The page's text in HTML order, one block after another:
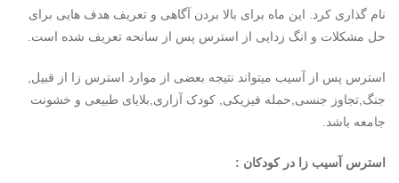
نام گذاری کرد. این ماه برای بالا بردن آگاهی و تعریف هدف هایی برای
حل مشکلات و انگ زدایی از استرس پس از سانحه تعریف شده است.
استرس پس از آسیب میتواند نتیجه بعضی از موارد استرس زا از قبیل,
جنگ,تجاوز جنسی,حمله فیزیکی, کودک آزاری,بلایای طبیعی و خشونت
جامعه باشد.
استرس آسیب زا در کودکان :